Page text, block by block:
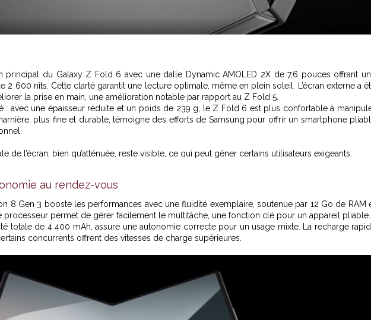
principal du Galaxy Z Fold 6 avec une dalle Dynamic AMOLED 2X de 7,6 pouces offrant
2 600 nits. Cette clarté garantit une lecture optimale, même en plein soleil. L’écran externe a
la prise en main, une amélioration notable par rapport au Z Fold 5.
: avec une épaisseur réduite et un poids de 239 g, le Z Fold 6 est plus confortable à
plus fine et durable, témoigne des efforts de Samsung pour offrir un smartphone
de l’écran, bien qu’atténuée, reste visible, ce qui peut gêner certains utilisateurs exigeants.
au rendez-vous
8 Gen 3 booste les performances avec une fluidité exemplaire, soutenue par 12 Go de RAM
processeur permet de gérer facilement le multitâche, une fonction clé pour un appareil pliable.
totale de 4 400 mAh, assure une autonomie correcte pour un usage mixte. La recharge
concurrents offrent des vitesses de charge supérieures.